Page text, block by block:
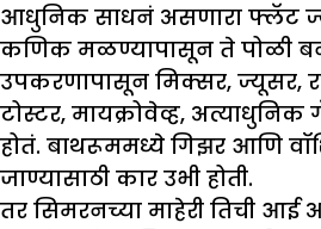
आधुनिक साधनं असणारा फ्लॅट
कणिक मळण्यापासून ते पोळी
उपकरणापासून मिक्सर, ज्यूसर,
टोस्टर, मायक्रोवेव्ह, अत्याधुनिक
होतं. बाथरूममध्ये गिझर आणि
जाण्यासाठी कार उभी होती.
तर सिमरनच्या माहेरी तिची